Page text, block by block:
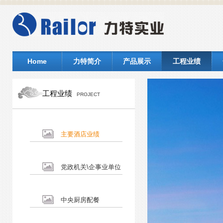
Home 力特简介 产品展示 工程业绩
工程业绩 PROJECT
主要酒店业绩
党政机关\企事业单位
中央厨房配餐